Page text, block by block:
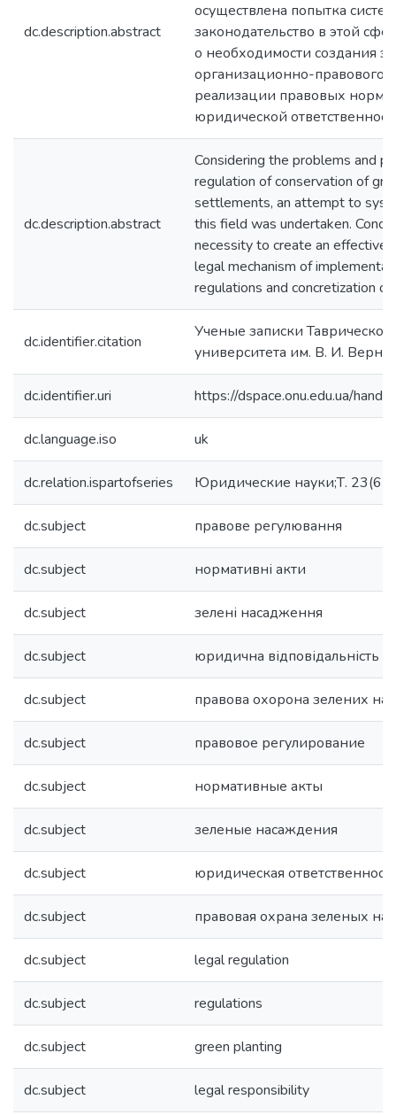
dc.description.abstract
осуществлена попытка
законодательство в этой
о необходимости создания
организационно-правового
реализации правовых норм
юридической
dc.description.abstract
Considering the problems and
regulation of conservation of
settlements, an attempt to
this field was undertaken.
necessity to create an effective
legal mechanism of
regulations and concretization
dc.identifier.citation
Ученые записки
университета им. В. И.
dc.identifier.uri https://dspace.onu.edu.ua/
dc.language.iso uk
dc.relation.ispartofseries Юридические науки;Т.
dc.subject правове регулювання
dc.subject нормативні акти
dc.subject зелені насадження
dc.subject юридична відповідальність
dc.subject правова охорона зелених
dc.subject правовое регулирование
dc.subject нормативные акты
dc.subject зеленые насаждения
dc.subject юридическая
dc.subject правовая охрана зеленых
dc.subject legal regulation
dc.subject regulations
dc.subject green planting
dc.subject legal responsibility